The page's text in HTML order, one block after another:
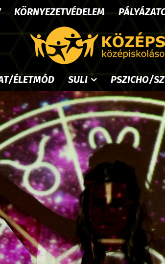
KÖRNYEZETVÉDELEM
ÉLETMÓD SULI PSZICHO/